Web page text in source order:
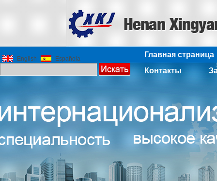
English Española
Главная страница
Контакты